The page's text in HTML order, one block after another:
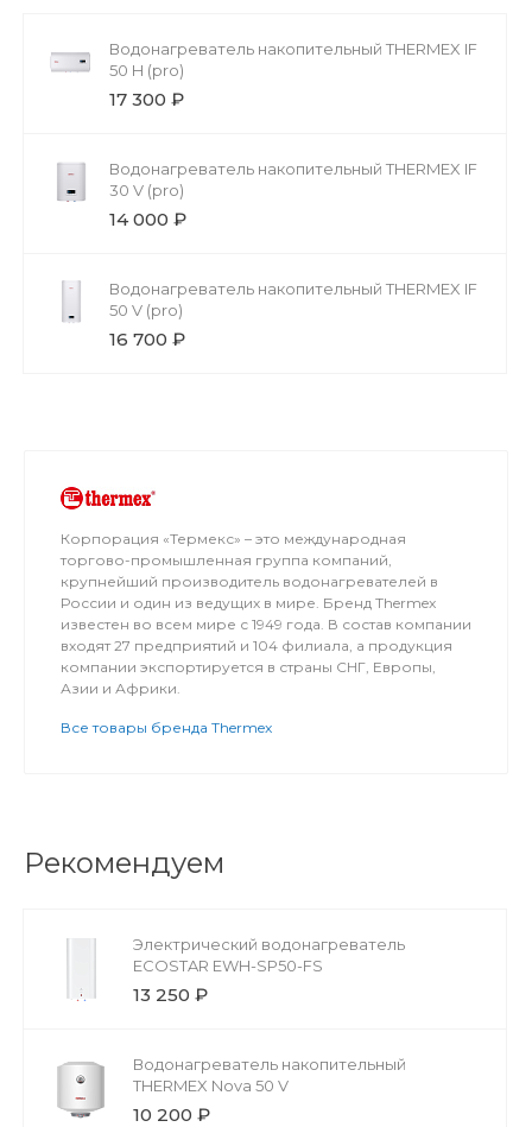
Водонагреватель накопительный THERMEX IF
50 H (pro)
17 300 ₽
Водонагреватель накопительный THERMEX IF
30 V (pro)
14 000 ₽
Водонагреватель накопительный THERMEX IF
50 V (pro)
16 700 ₽
Корпорация «Термекс» – это международная
торгово-промышленная группа компаний,
крупнейший производитель водонагревателей в
России и один из ведущих в мире. Бренд Thermex
известен во всем мире с 1949 года. В состав компании
входят 27 предприятий и 104 филиала, а продукция
компании экспортируется в страны СНГ, Европы,
Азии и Африки.
Все товары бренда Thermex
Рекомендуем
Электрический водонагреватель
ECOSTAR EWH-SP50-FS
13 250 ₽
Водонагреватель накопительный
THERMEX Nova 50 V
10 200 ₽